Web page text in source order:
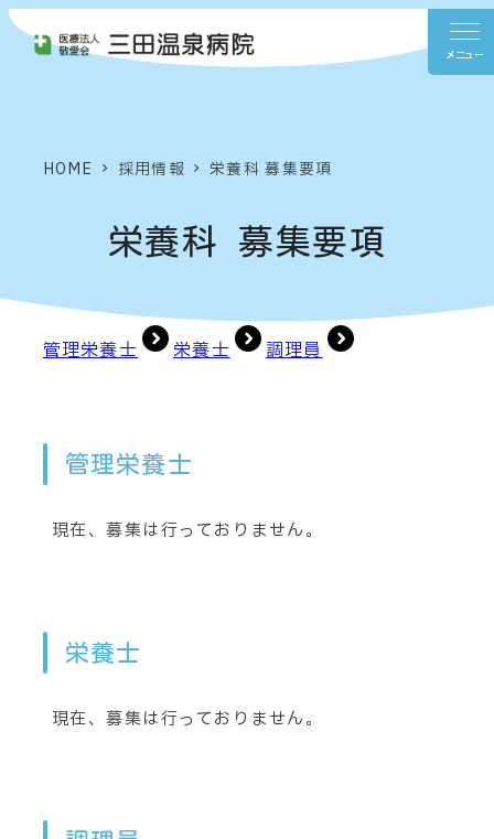
メ
移
栄養科 募集要項
HOME 採用情報 栄養科 募集要項
管理栄養士 栄養士 調理員
管理栄養士
現在、募集は行っておりません。
栄養士
現在、募集は行っておりません。